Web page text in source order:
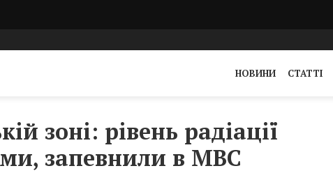
НОВИНИ СТАТТІ
зоні: рівень радіації
запевнили в МВС